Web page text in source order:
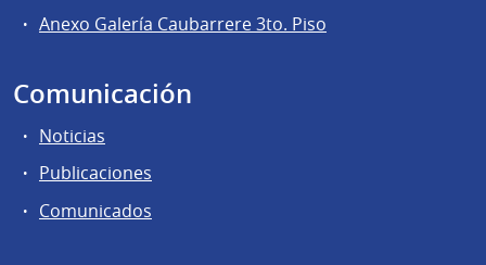
Anexo Galería Caubarrere 3to. Piso
Comunicación
Noticias
Publicaciones
Comunicados